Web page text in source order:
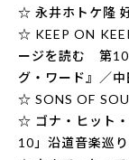
☆ 永井ホトケ隆
☆ KEEP ON
ージを読む 第
グ・ワード』／中
☆ SONS OF
☆ ゴナ・ヒット
10」沿道音楽巡